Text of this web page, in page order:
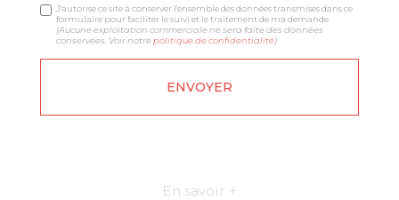
J'autorise ce site à conserver l'ensemble des données transmises dans ce
formulaire pour faciliter le suivi et le traitement de ma demande.
(Aucune exploitation commerciale ne sera faite des données
conservées. Voir notrepolitique de confidentialité)
En savoir +